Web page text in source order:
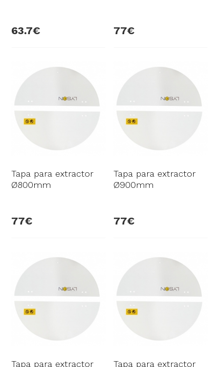
63.7 77
Tapa para extractor
Ø800mm
77
Tapa para extractor
Ø900mm
77
Tapa para extractor Tapa para extractor